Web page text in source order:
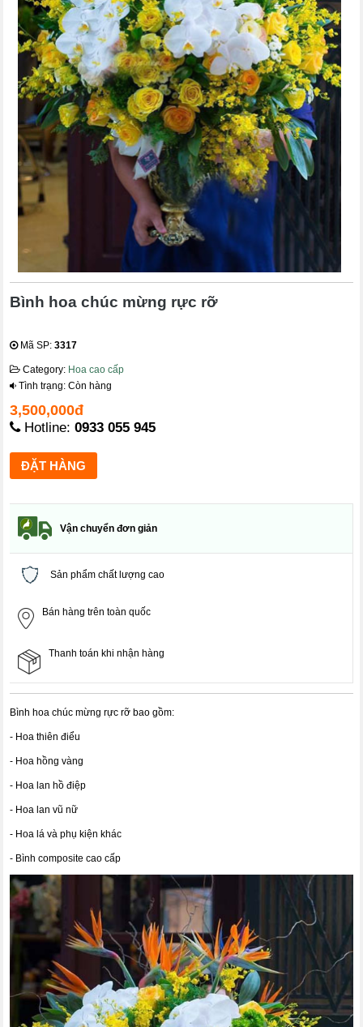
Bình hoa chúc mừng rực rỡ
Mã SP:3317
Category: Hoa cao cấp
Tình trạng: Còn hàng
3,500,000đ
Hotline:0933 055 945
Vận chuyển đơn giản
Sản phẩm chất lượng cao
Bán hàng trên toàn quốc
Thanh toán khi nhận hàng
Bình hoa chúc mừng rực rỡ bao gồm:
- Hoa thiên điểu
- Hoa hồng vàng
- Hoa lan hồ điệp
- Hoa lan vũ nữ
- Hoa lá và phụ kiện khác
- Bình composite cao cấp